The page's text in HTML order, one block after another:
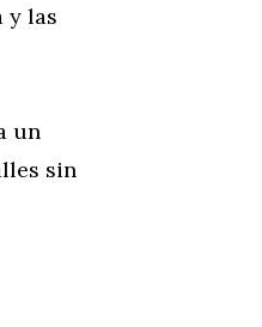
y las
un
sin